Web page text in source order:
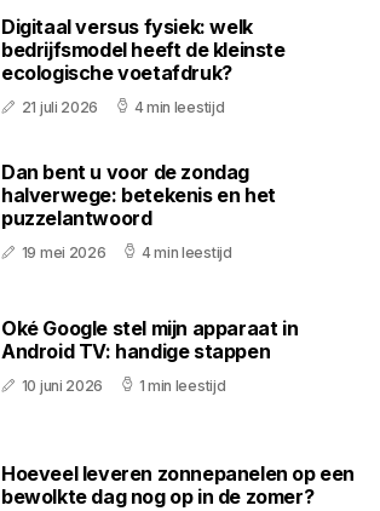
Digitaal versus fysiek: welk
bedrijfsmodel heeft de kleinste
ecologische voetafdruk?
21 juli 2026 4 min leestijd
Dan bent u voor de zondag
halverwege: betekenis en het
puzzelantwoord
19 mei 2026 4 min leestijd
Oké Google stel mijn apparaat in
Android TV: handige stappen
10 juni 2026 1 min leestijd
Hoeveel leveren zonnepanelen op een
bewolkte dag nog op in de zomer?